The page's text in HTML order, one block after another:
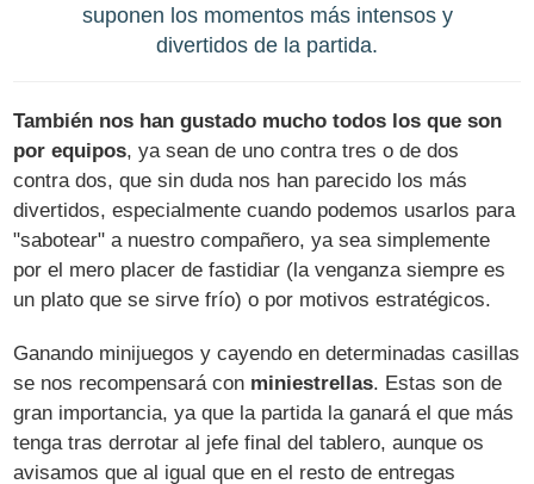
suponen los momentos más intensos y
divertidos de la partida.
También nos han gustado mucho todos los que son
por equipos, ya sean de uno contra tres o de dos
contra dos, que sin duda nos han parecido los más
divertidos, especialmente cuando podemos usarlos para
"sabotear" a nuestro compañero, ya sea simplemente
por el mero placer de fastidiar (la venganza siempre es
un plato que se sirve frío) o por motivos estratégicos.
Ganando minijuegos y cayendo en determinadas casillas
se nos recompensará con miniestrellas. Estas son de
gran importancia, ya que la partida la ganará el que más
tenga tras derrotar al jefe final del tablero, aunque os
avisamos que al igual que en el resto de entregas